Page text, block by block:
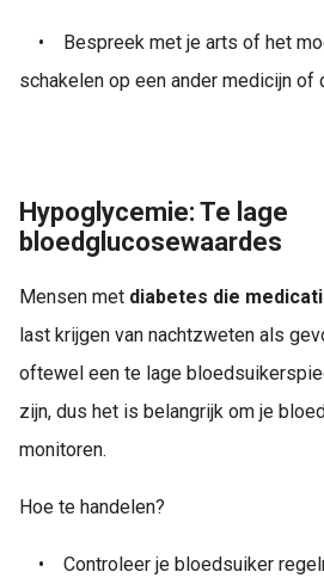
•
Bespreek met je arts of het
schakelen op een ander medicijn of
Hypoglycemie: Te lage
bloedglucosewaardes
Mensen met diabetes die
last krijgen van nachtzweten als
oftewel een te lage
zijn, dus het is belangrijk om je
monitoren.
Hoe te handelen?
•
Controleer je bloedsuiker